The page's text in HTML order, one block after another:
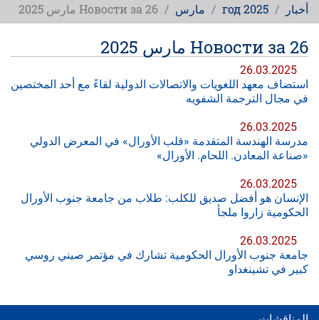
أخبار 2025 год مارس Новости за 26 مارس 2025
Новости за 26 مارس 2025
26.03.2025
استضاف معهد اللغويات والاتصالات الدولية لقاءً مع أحد المختصين
في مجال الترجمة الشفويه
26.03.2025
مدرسة الهندسة المتقدمة «قلب الأورال» في المعرض الدولي
«صناعة المعادن. اللحام. الأورال»
26.03.2025
الإنسان هو أفضل صديق للكلب: طلاب من جامعة جنوب الأورال
الحكومية زاروا ملجأ
26.03.2025
جامعة جنوب الأورال الحكومية تشارك في مؤتمر صيني روسي
كبير في تشينغداو